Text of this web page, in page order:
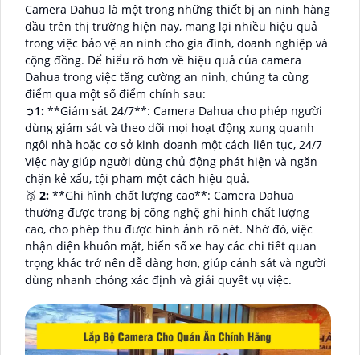
Camera Dahua là một trong những thiết bị an ninh hàng
đầu trên thị trường hiện nay, mang lại nhiều hiệu quả
trong việc bảo vệ an ninh cho gia đình, doanh nghiệp và
cộng đồng. Để hiểu rõ hơn về hiệu quả của camera
Dahua trong việc tăng cường an ninh, chúng ta cùng
điểm qua một số điểm chính sau:
➲1: **Giám sát 24/7**: Camera Dahua cho phép người
dùng giám sát và theo dõi mọi hoạt động xung quanh
ngôi nhà hoặc cơ sở kinh doanh một cách liên tục, 24/7
Việc này giúp người dùng chủ động phát hiện và ngăn
chặn kẻ xấu, tội phạm một cách hiệu quả.
🥉 2: **Ghi hình chất lượng cao**: Camera Dahua
thường được trang bị công nghệ ghi hình chất lượng
cao, cho phép thu được hình ảnh rõ nét. Nhờ đó, việc
nhận diện khuôn mặt, biển số xe hay các chi tiết quan
trọng khác trở nên dễ dàng hơn, giúp cảnh sát và người
dùng nhanh chóng xác định và giải quyết vụ việc.